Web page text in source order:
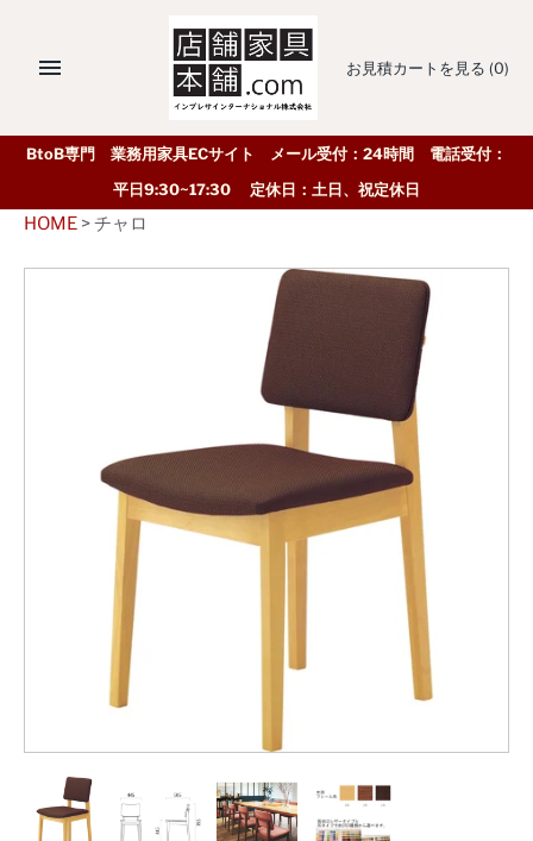
お見積カートを見る (0)
BtoB専門 業務用家具ECサイト メール受付：24時間 電話受付：
平日9:30~17:30 定休日：土日、祝定休日
HOME >チャロ